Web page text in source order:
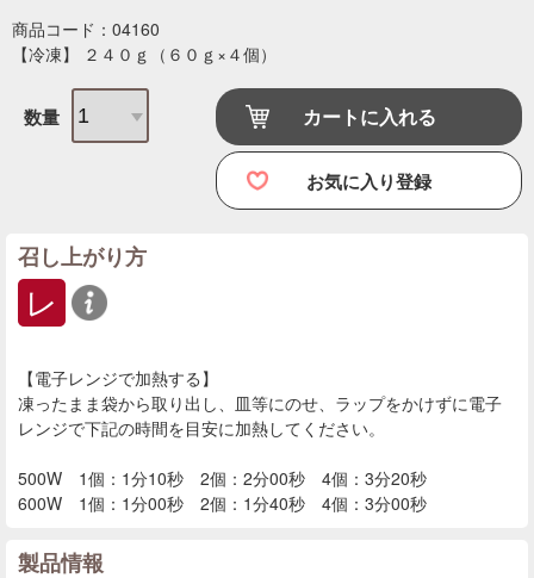
商品コード：04160
【冷凍】 ２４０ｇ（６０ｇ×４個）
数量 カートに入れる
お気に入り登録
召し上がり方
レ
【電子レンジで加熱する】
凍ったまま袋から取り出し、皿等にのせ、ラップをかけずに電子
レンジで下記の時間を目安に加熱してください。
500W 1個：1分10秒 2個：2分00秒 4個：3分20秒
600W 1個：1分00秒 2個：1分40秒 4個：3分00秒
製品情報